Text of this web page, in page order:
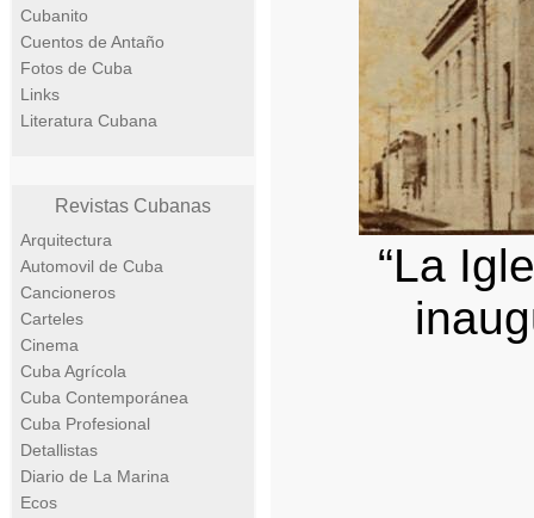
Cubanito
Cuentos de Antaño
Fotos de Cuba
Links
Literatura Cubana
Revistas Cubanas
Arquitectura
Automovil de Cuba
Cancioneros
Carteles
Cinema
Cuba Agrícola
Cuba Contemporánea
Cuba Profesional
Detallistas
Diario de La Marina
Ecos
“La